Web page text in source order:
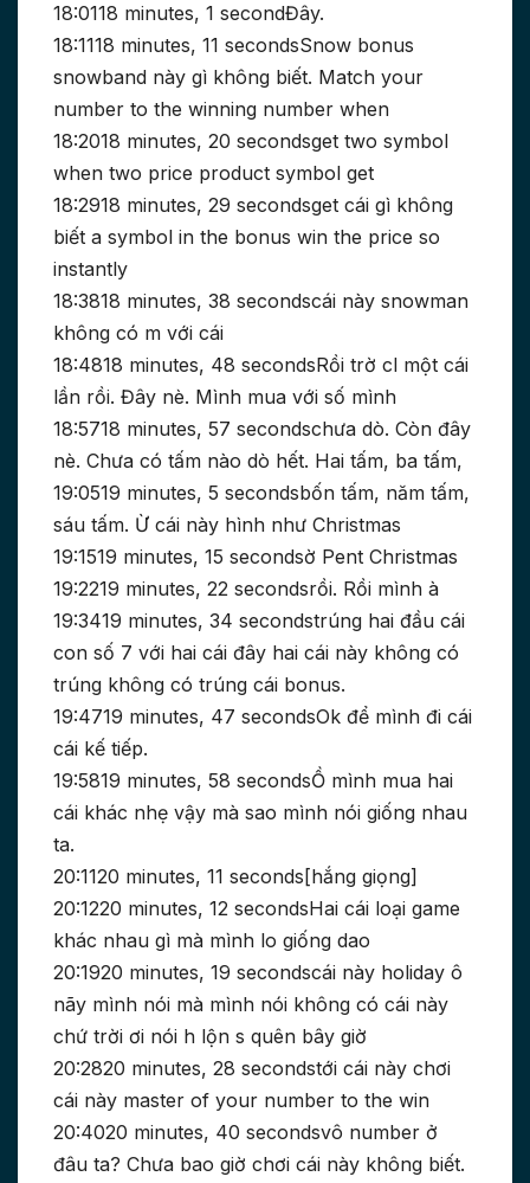
18:0118 minutes, 1 secondĐây.
18:1118 minutes, 11 secondsSnow bonus
snowband này gì không biết. Match your
number to the winning number when
18:2018 minutes, 20 secondsget two symbol
when two price product symbol get
18:2918 minutes, 29 secondsget cái gì không
biết a symbol in the bonus win the price so
instantly
18:3818 minutes, 38 secondscái này snowman
không có m với cái
18:4818 minutes, 48 secondsRồi trờ cl một cái
lần rồi. Đây nè. Mình mua với số mình
18:5718 minutes, 57 secondschưa dò. Còn đây
nè. Chưa có tấm nào dò hết. Hai tấm, ba tấm,
19:0519 minutes, 5 secondsbốn tấm, năm tấm,
sáu tấm. Ừ cái này hình như Christmas
19:1519 minutes, 15 secondsờ Pent Christmas
19:2219 minutes, 22 secondsrồi. Rồi mình à
19:3419 minutes, 34 secondstrúng hai đầu cái
con số 7 với hai cái đây hai cái này không có
trúng không có trúng cái bonus.
19:4719 minutes, 47 secondsOk để mình đi cái
cái kế tiếp.
19:5819 minutes, 58 secondsỒ mình mua hai
cái khác nhẹ vậy mà sao mình nói giống nhau
ta.
20:1120 minutes, 11 seconds[hắng giọng]
20:1220 minutes, 12 secondsHai cái loại game
khác nhau gì mà mình lo giống dao
20:1920 minutes, 19 secondscái này holiday ô
nãy mình nói mà mình nói không có cái này
chứ trời ơi nói h lộn s quên bây giờ
20:2820 minutes, 28 secondstới cái này chơi
cái này master of your number to the win
20:4020 minutes, 40 secondsvô number ở
đâu ta? Chưa bao giờ chơi cái này không biết.